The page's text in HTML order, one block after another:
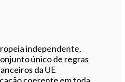
independente,
único de regras
da UE